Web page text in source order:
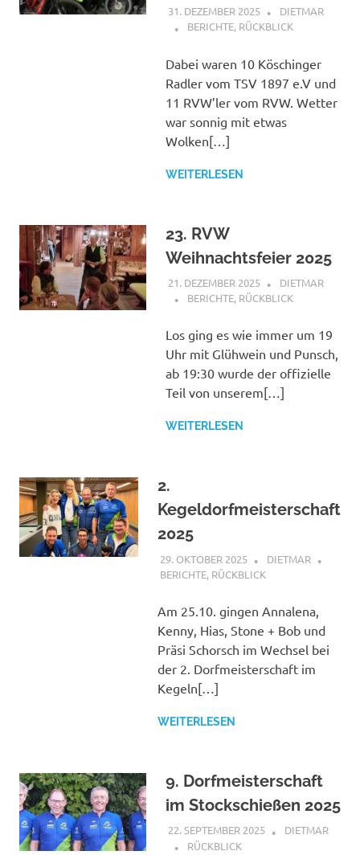
31. DEZEMBER 2025
DIETMAR
BERICHTE, RÜCKBLICK
Dabei waren 10 Köschinger
Radler vom TSV 1897 e.V und
11 RVW’ler vom RVW. Wetter
war sonnig mit etwas
Wolken[…]
WEITERLESEN
23. RVW
Weihnachtsfeier 2025
21. DEZEMBER 2025
DIETMAR
BERICHTE, RÜCKBLICK
Los ging es wie immer um 19
Uhr mit Glühwein und Punsch,
ab 19:30 wurde der offizielle
Teil von unserem[…]
WEITERLESEN
2.
Kegeldorfmeisterschaft
2025
29. OKTOBER 2025
DIETMAR
BERICHTE, RÜCKBLICK
Am 25.10. gingen Annalena,
Kenny, Hias, Stone + Bob und
Präsi Schorsch im Wechsel bei
der 2. Dorfmeisterschaft im
Kegeln[…]
WEITERLESEN
9. Dorfmeisterschaft
im Stockschießen 2025
22. SEPTEMBER 2025
DIETMAR
RÜCKBLICK